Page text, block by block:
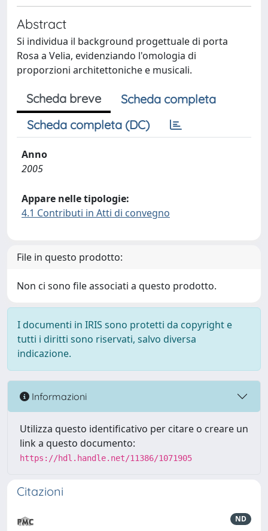
Abstract
Si individua il background progettuale di porta
Rosa a Velia, evidenziando l'omologia di
proporzioni architettoniche e musicali.
Scheda breve
Scheda completa
Scheda completa (DC)
Anno
2005
Appare nelle tipologie:
4.1 Contributi in Atti di convegno
File in questo prodotto:
Non ci sono file associati a questo prodotto.
I documenti in IRIS sono protetti da copyright e
tutti i diritti sono riservati, salvo diversa
indicazione.
Informazioni
Utilizza questo identificativo per citare o creare un
link a questo documento:
https://hdl.handle.net/11386/1071905
Citazioni
ND